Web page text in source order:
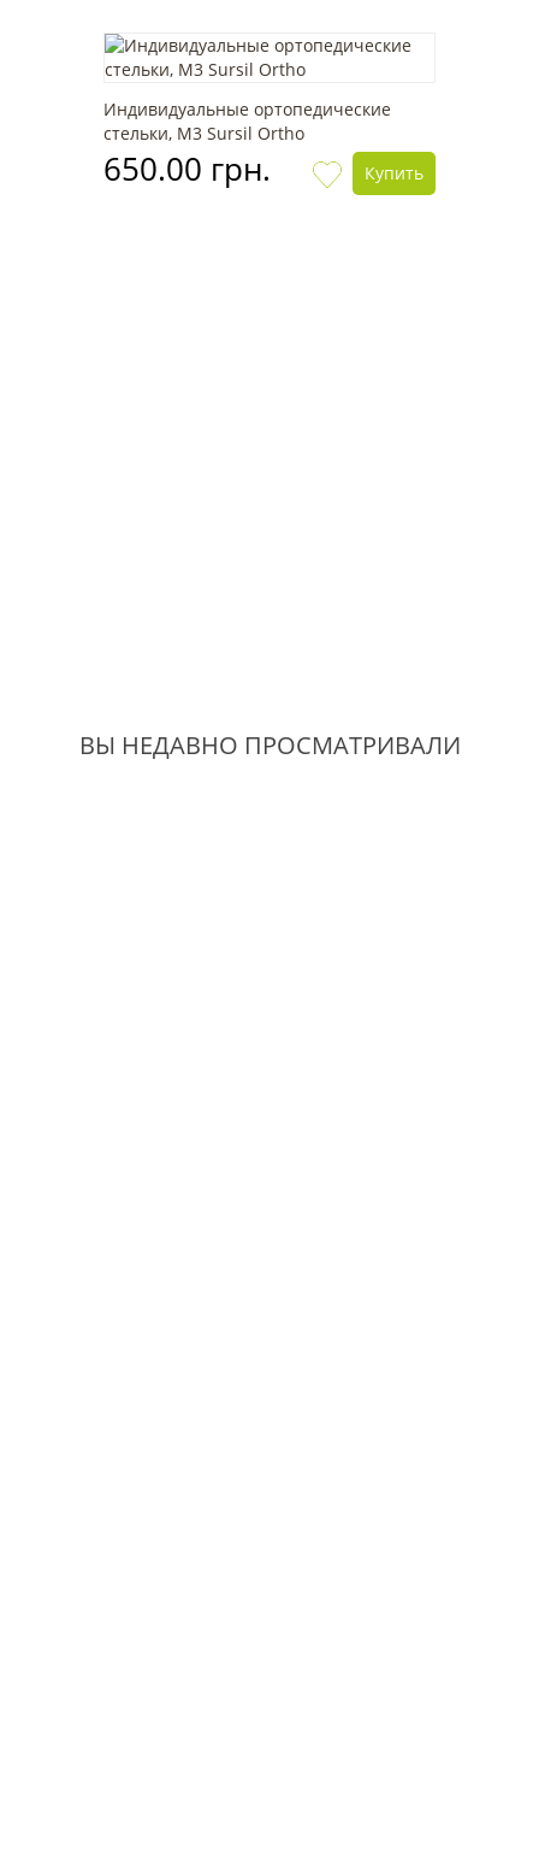
Индивидуальные ортопедические
стельки, М3 Sursil Ortho
650.00 грн. Купить
ВЫ НЕДАВНО ПРОСМАТРИВАЛИ